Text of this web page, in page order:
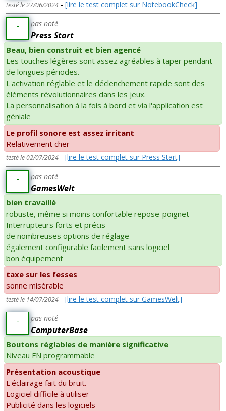
testé le 27/06/2024 - [lire le test complet sur NotebookCheck]
- pas noté
Press Start
Beau, bien construit et bien agencé
Les touches légères sont assez agréables à taper pendant
de longues périodes.
L'activation réglable et le déclenchement rapide sont des
éléments révolutionnaires dans les jeux.
La personnalisation à la fois à bord et via l'application est
géniale
Le profil sonore est assez irritant
Relativement cher
testé le 02/07/2024 - [lire le test complet sur Press Start]
- pas noté
GamesWelt
bien travaillé
robuste, même si moins confortable repose-poignet
Interrupteurs forts et précis
de nombreuses options de réglage
également configurable facilement sans logiciel
bon équipement
taxe sur les fesses
sonne misérable
testé le 14/07/2024 - [lire le test complet sur GamesWelt]
- pas noté
ComputerBase
Boutons réglables de manière significative
Niveau FN programmable
Présentation acoustique
L'éclairage fait du bruit.
Logiciel difficile à utiliser
Publicité dans les logiciels